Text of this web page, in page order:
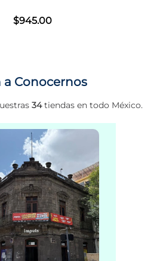
$945.00
a Conocernos
34tiendas en todo México.